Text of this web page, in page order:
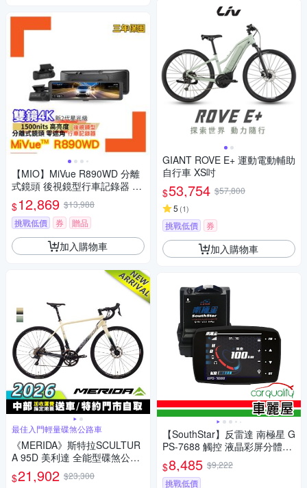
【MIO】MiVue R890WD 分離
式鏡頭 後視鏡型行車記錄器 前
後4K+4K 極致畫質 新2代星光
級 送安裝
$12,869 $13,988
挑戰低價
券 贈品
加入購物車
最佳入門輕量碟煞公路車
《MERIDA》斯特拉SCULTUR
A 95D 美利達 全能型碟煞公路
車 無附腳架/競速/入門/彎把/公
路車/自行車/單車
$21,902 $23,300
GIANT ROVE E+ 運動電動輔助
自行車 XS吋
$53,754 $57,800
5 (1)
挑戰低價 券
加入購物車
【SouthStar】反雷達 南極星 G
PS-7688 觸控 液晶彩屏分體測
速器 安裝費另計(車麗屋)
$8,485 $9,222
挑戰低價